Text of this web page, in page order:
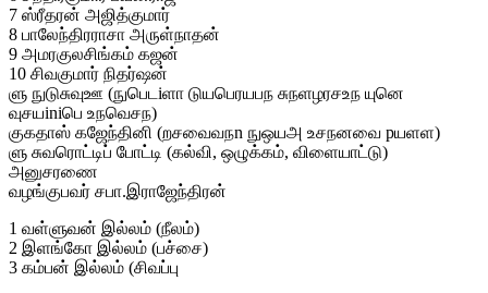
7 ஸ்ரீதரன் அஜித்குமார்
8 பாலேந்திரராசா அருள்நாதன்
9 அமரகுலசிங்கம் கஜன்
10 சிவகுமார் நிதர்ஷன்
ளு நுடுசுவுஊ (நுபெடiளா டுயபெரயபந சுநளழரசஉந யுனெ
வுசயiniபெ உநவெசந)
குகதாஸ் கஜேந்தினி (றசவைவநn நுஒயஅ உசநனவை pயளள)
ளு சுவரொட்டிப் போட்டி (கல்வி, ஒழுக்கம், விளையாட்டு)
அனுசரணை
வழங்குபவர் சபா.இராஜேந்திரன்
1 வள்ளுவன் இல்லம் (நீலம்)
2 இளங்கோ இல்லம் (பச்சை)
3 கம்பன் இல்லம் (சிவப்பு